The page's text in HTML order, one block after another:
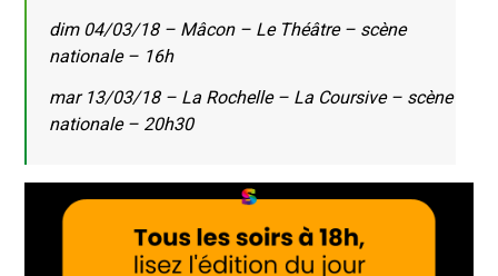
dim 04/03/18 – Mâcon – Le Théâtre – scène
nationale – 16h
mar 13/03/18 – La Rochelle – La Coursive – scène
nationale – 20h30